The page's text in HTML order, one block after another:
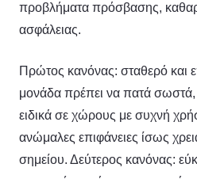
προβλήματα πρόσβασης,
ασφάλειας.
Πρώτος κανόνας: σταθερό και
μονάδα πρέπει να πατά σωστά,
ειδικά σε χώρους με συχνή
ανώμαλες επιφάνειες ίσως
σημείου. Δεύτερος κανόνας: